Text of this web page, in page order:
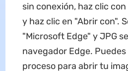
sin conexión, haz clic
y haz clic en "Abrir con".
"Microsoft Edge" y JPG
navegador Edge.
proceso para abrir tu